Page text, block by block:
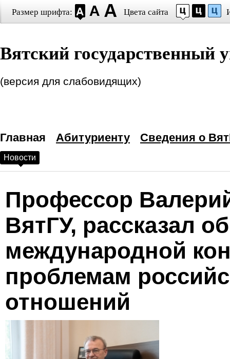
Размер шрифта: Цвета сайта
Выберите шрифт Arial Times New Roman
Интервал между буквами(Кернинг)
— Черным по белому
Белым по черному
Коричневым по бежевому
Зеленым по темно-коричневому
Вернуть
Вятский государственный
(версия для слабовидящих)
Главная Абитуриенту Сведения о
Новости
Профессор
ВятГУ, рассказал
международной
проблемам
отношений